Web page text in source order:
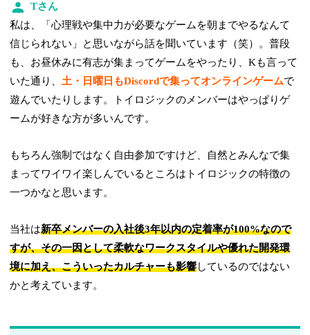
Tさん
私は、「心理戦や集中力が必要なゲームを朝までやるなんて
信じられない」と思いながら話を聞いています（笑）。普段
も、お昼休みに有志が集まってゲームをやったり、Kも言って
いた通り、土・日曜日もDiscordで集ってオンラインゲームで
遊んでいたりします。トイロジックのメンバーはやっぱりゲ
ームが好きな方が多いんです。
もちろん強制ではなく自由参加ですけど、自然とみんなで集
まってワイワイ楽しんでいるところはトイロジックの特徴の
一つかなと思います。
当社は新卒メンバーの入社後3年以内の定着率が100%なので
すが、その一因として柔軟なワークスタイルや優れた開発環
境に加え、こういったカルチャーも影響しているのではない
かと考えています。